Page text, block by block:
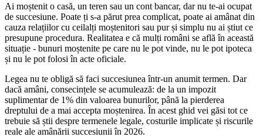
Ai moștenit o casă, un teren sau un cont bancar, dar nu te-ai ocupat
de succesiune. Poate ți s-a părut prea complicat, poate ai amânat din
cauza relațiilor cu ceilalți moștenitori sau pur și simplu nu ai știut ce
presupune procedura. Realitatea e că mulți români se află în această
situație - bunuri moștenite pe care nu le pot vinde, nu le pot ipoteca
și nu le pot folosi în acte oficiale.
Legea nu te obligă să faci succesiunea într-un anumit termen. Dar
dacă amâni, consecințele se acumulează: de la un impozit
suplimentar de 1% din valoarea bunurilor, până la pierderea
dreptului de a mai accepta moștenirea. În acest ghid vei găsi tot ce
trebuie să știi despre termenele legale, costurile implicate și riscurile
reale ale amânării succesiunii în 2026.